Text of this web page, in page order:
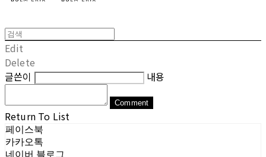
Edit
Delete
글쓴이
내용
Comment
Return To List
페이스북
카카오톡
네이버 블로그